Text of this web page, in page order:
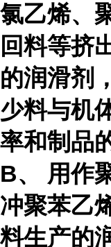
氯乙烯、
回料等挤
的润滑剂
少料与机
率和制品
B、 用作
冲聚苯乙
料生产的